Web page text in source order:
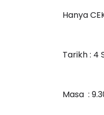
Hanya
Tarikh : 4
Masa :